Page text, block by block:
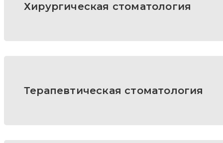
Хирургическая стоматология
Терапевтическая стоматология